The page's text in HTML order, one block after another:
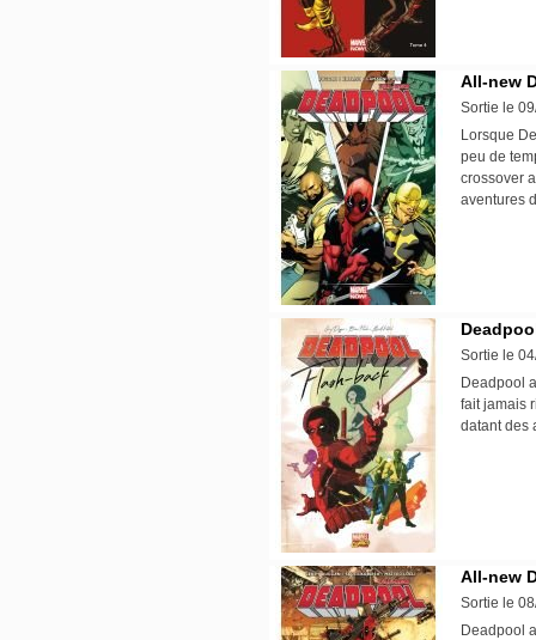
All-new
Sortie le
Lorsque
peu de
crossover
aventures
Sortie le
Deadpool
fait jamais
datant
All-new
Sortie le
Deadpool